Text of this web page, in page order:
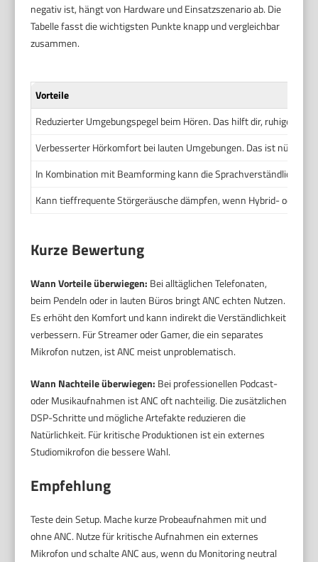
negativ ist, hängt von Hardware und Einsatzszenario ab. Die
Tabelle fasst die wichtigsten Punkte knapp und vergleichbar
zusammen.
Vorteile
Reduzierter Umgebungspegel beim Hören. Das hilft dir, ruhiger zu
Verbesserter Hörkomfort bei lauten Umgebungen. Das ist nützlich
In Kombination mit Beamforming kann die Sprachverständlichkeit
Kann tieffrequente Störgeräusche dämpfen, wenn Hybrid- oder
Kurze Bewertung
Wann Vorteile überwiegen: Bei alltäglichen Telefonaten,
beim Pendeln oder in lauten Büros bringt ANC echten Nutzen.
Es erhöht den Komfort und kann indirekt die Verständlichkeit
verbessern. Für Streamer oder Gamer, die ein separates
Mikrofon nutzen, ist ANC meist unproblematisch.
Wann Nachteile überwiegen: Bei professionellen Podcast-
oder Musikaufnahmen ist ANC oft nachteilig. Die zusätzlichen
DSP-Schritte und mögliche Artefakte reduzieren die
Natürlichkeit. Für kritische Produktionen ist ein externes
Studiomikrofon die bessere Wahl.
Empfehlung
Teste dein Setup. Mache kurze Probeaufnahmen mit und
ohne ANC. Nutze für kritische Aufnahmen ein externes
Mikrofon und schalte ANC aus, wenn du Monitoring neutral